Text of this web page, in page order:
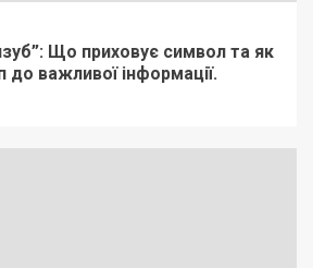
Що приховує символ та як
важливої інформації.